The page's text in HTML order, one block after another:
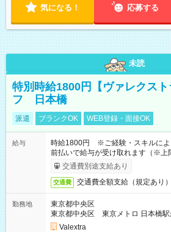
気になる！ 応募する
未読
特別時給1800円【ヴァレクス
フ 日本橋
派遣 ブランクOK WEB登録・面接OK
給与
時給1800円 ※ご経験・スキルによ
前払いで給与が受け取れます（※上
交通費別途支給あり
交通費 交通費全額支給（規定あり）
勤務地
東京都中央区
東京都中央区 東京メトロ 日本橋駅
Valextra